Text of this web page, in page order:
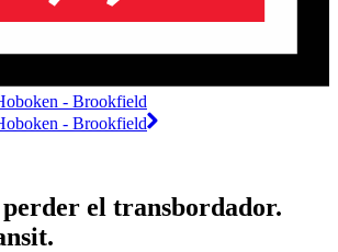
- Brookfield
- Brookfield
perder el transbordador.